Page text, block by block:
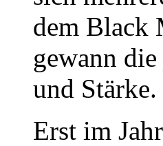
dem Black
gewann
und Stärke.
Erst im